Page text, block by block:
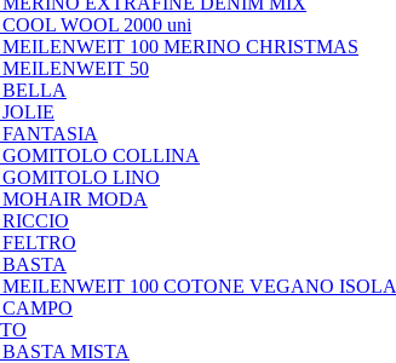
WOOL 2000 uni
100 MERINO CHRISTMAS
50
COLLINA
LINO
MODA
100 COTONE VEGANO ISOLA
MISTA